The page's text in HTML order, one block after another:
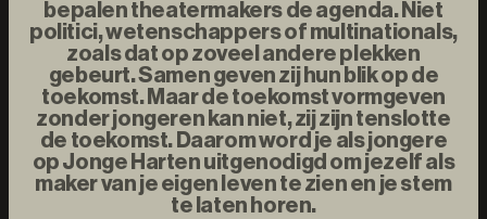
bepalen theatermakers de agenda. Niet
politici, wetenschappers of multinationals,
zoals dat op zoveel andere plekken
gebeurt. Samen geven zij hun blik op de
toekomst. Maar de toekomst vormgeven
zonder jongeren kan niet, zij zijn tenslotte
de toekomst. Daarom word je als jongere
op Jonge Harten uitgenodigd om jezelf als
maker van je eigen leven te zien en je stem
te laten horen.